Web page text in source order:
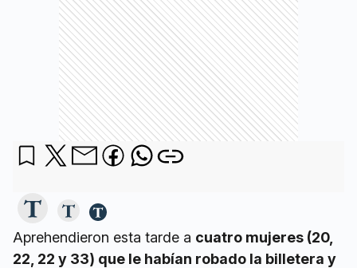
Aprehendieron esta tarde a cuatro mujeres (20,
22, 22 y 33) que le habían robado la billetera y